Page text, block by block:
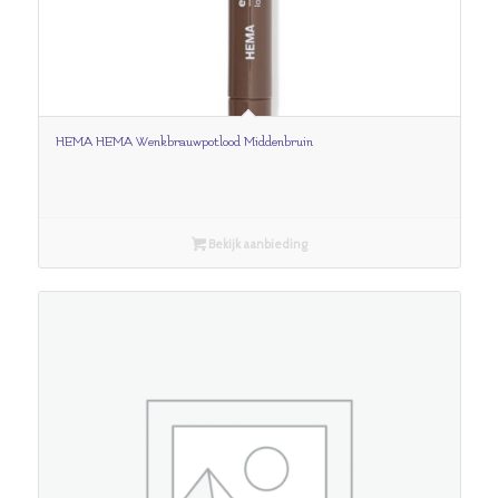
HEMA HEMA Wenkbrauwpotlood Middenbruin
Bekijk aanbieding